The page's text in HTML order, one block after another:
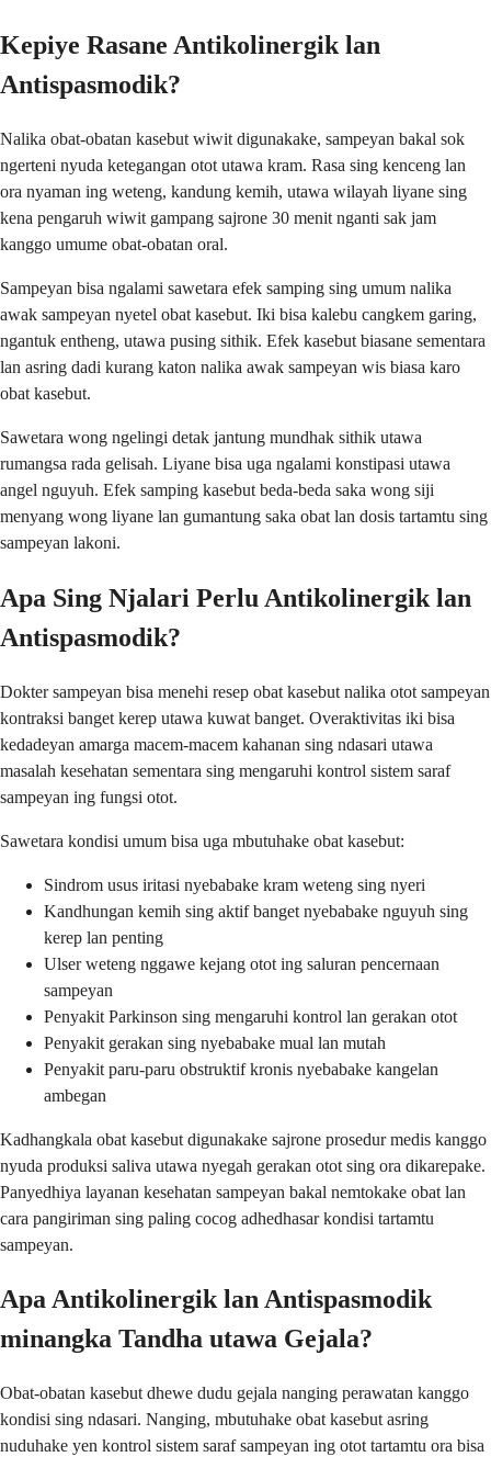
Kepiye Rasane Antikolinergik lan
Antispasmodik?
Nalika obat-obatan kasebut wiwit digunakake, sampeyan bakal sok
ngerteni nyuda ketegangan otot utawa kram. Rasa sing kenceng lan
ora nyaman ing weteng, kandung kemih, utawa wilayah liyane sing
kena pengaruh wiwit gampang sajrone 30 menit nganti sak jam
kanggo umume obat-obatan oral.
Sampeyan bisa ngalami sawetara efek samping sing umum nalika
awak sampeyan nyetel obat kasebut. Iki bisa kalebu cangkem garing,
ngantuk entheng, utawa pusing sithik. Efek kasebut biasane sementara
lan asring dadi kurang katon nalika awak sampeyan wis biasa karo
obat kasebut.
Sawetara wong ngelingi detak jantung mundhak sithik utawa
rumangsa rada gelisah. Liyane bisa uga ngalami konstipasi utawa
angel nguyuh. Efek samping kasebut beda-beda saka wong siji
menyang wong liyane lan gumantung saka obat lan dosis tartamtu sing
sampeyan lakoni.
Apa Sing Njalari Perlu Antikolinergik lan
Antispasmodik?
Dokter sampeyan bisa menehi resep obat kasebut nalika otot sampeyan
kontraksi banget kerep utawa kuwat banget. Overaktivitas iki bisa
kedadeyan amarga macem-macem kahanan sing ndasari utawa
masalah kesehatan sementara sing mengaruhi kontrol sistem saraf
sampeyan ing fungsi otot.
Sawetara kondisi umum bisa uga mbutuhake obat kasebut:
Sindrom usus iritasi nyebabake kram weteng sing nyeri
Kandhungan kemih sing aktif banget nyebabake nguyuh sing
kerep lan penting
Ulser weteng nggawe kejang otot ing saluran pencernaan
sampeyan
Penyakit Parkinson sing mengaruhi kontrol lan gerakan otot
Penyakit gerakan sing nyebabake mual lan mutah
Penyakit paru-paru obstruktif kronis nyebabake kangelan
ambegan
Kadhangkala obat kasebut digunakake sajrone prosedur medis kanggo
nyuda produksi saliva utawa nyegah gerakan otot sing ora dikarepake.
Panyedhiya layanan kesehatan sampeyan bakal nemtokake obat lan
cara pangiriman sing paling cocog adhedhasar kondisi tartamtu
sampeyan.
Apa Antikolinergik lan Antispasmodik
minangka Tandha utawa Gejala?
Obat-obatan kasebut dhewe dudu gejala nanging perawatan kanggo
kondisi sing ndasari. Nanging, mbutuhake obat kasebut asring
nuduhake yen kontrol sistem saraf sampeyan ing otot tartamtu ora bisa